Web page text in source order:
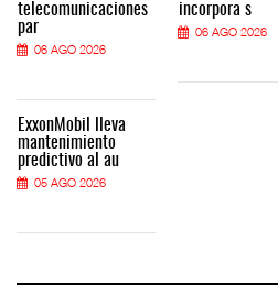
telecomunicaciones
par
06 AGO 2026
ExxonMobil lleva
mantenimiento
predictivo al au
05 AGO 2026
incorpora s
06 AGO 2026